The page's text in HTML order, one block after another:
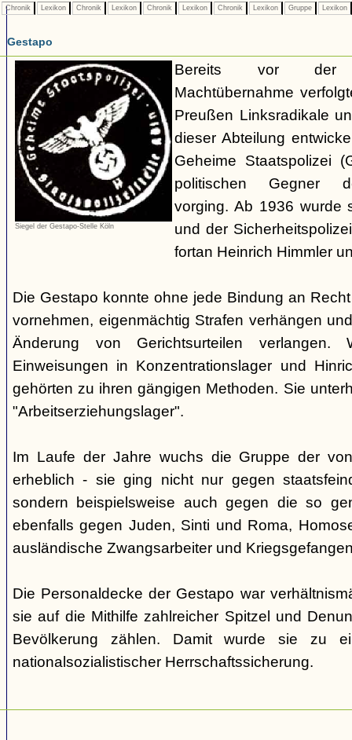
Chronik Lexikon Chronik Lexikon Chronik Lexikon Chronik Lexikon Gruppe Lexikon
Gestapo
Siegel der Gestapo-Stelle Köln
Bereits vor der
Machtübernahme
Preußen Linksradikale
dieser Abteilung
Geheime Staatspolizei
politischen Gegner
vorging. Ab 1936 wurde
und der
fortan Heinrich Himmler
Die Gestapo konnte ohne jede Bindung an
vornehmen, eigenmächtig Strafen verhängen
Änderung von Gerichtsurteilen verlangen.
Einweisungen in Konzentrationslager und
gehörten zu ihren gängigen Methoden. Sie
"Arbeitserziehungslager".
Im Laufe der Jahre wuchs die Gruppe der
erheblich - sie ging nicht nur gegen
sondern beispielsweise auch gegen die so
ebenfalls gegen Juden, Sinti und Roma,
ausländische Zwangsarbeiter und
Die Personaldecke der Gestapo war
sie auf die Mithilfe zahlreicher Spitzel und
Bevölkerung zählen. Damit wurde sie zu
nationalsozialistischer Herrschaftssicherung.